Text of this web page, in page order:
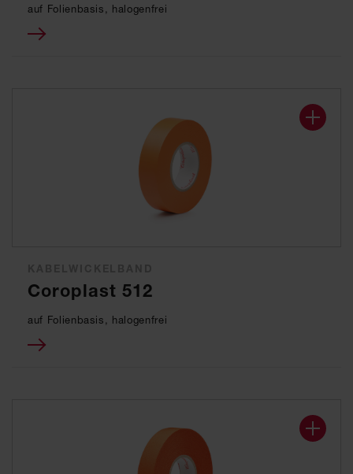
auf Folienbasis, halogenfrei
Coroplast 512
auf Folienbasis, halogenfrei